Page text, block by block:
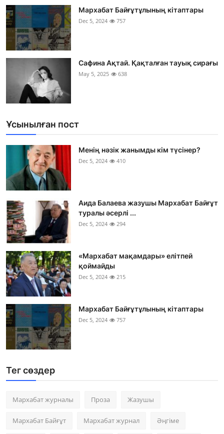
Мархабат Байғұтұлының кітаптары
Dec 5, 2024 757
Сафина Ақтай. Қақталған тауық сирағы
May 5, 2025 638
Ұсынылған пост
Менің нәзік жанымды кім түсінер?
Dec 5, 2024 410
Аида Балаева жазушы Мархабат Байғұт
туралы әсерлі ...
Dec 5, 2024 294
«Мархабат мақамдары» елітпей
қоймайды
Dec 5, 2024 215
Мархабат Байғұтұлының кітаптары
Dec 5, 2024 757
Тег сөздер
Мархабат журналы Проза Жазушы
Мархабат Байғұт Мархабат журнал Әңгіме